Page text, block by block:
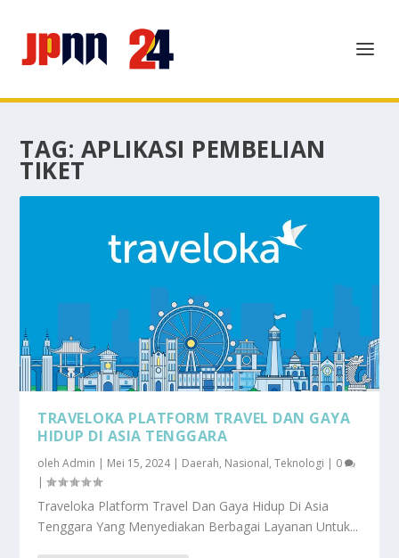
TAG: APLIKASI PEMBELIAN
TIKET
TRAVELOKA PLATFORM TRAVEL DAN GAYA
HIDUP DI ASIA TENGGARA
olehAdmin | Mei 15, 2024| Daerah, Nasional,Teknologi | 0
|
Traveloka Platform Travel Dan Gaya Hidup Di Asia
Tenggara Yang Menyediakan Berbagai Layanan Untuk...